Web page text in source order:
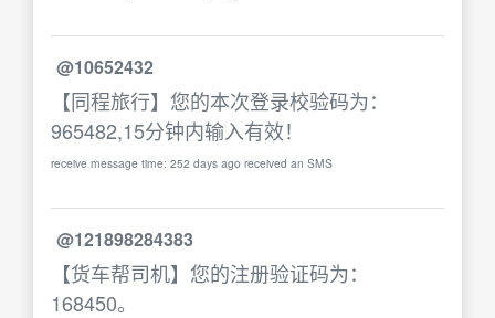
@10652432
【同程旅行】您的本次登录校验码为：
965482,15分钟内输入有效！
receive message time: 252 days ago received an SMS
@121898284383
【货车帮司机】您的注册验证码为：
168450。